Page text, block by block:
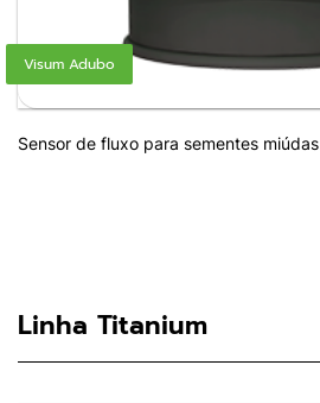
Visum Adubo
Sensor de fluxo para sementes miúdas
Linha Titanium